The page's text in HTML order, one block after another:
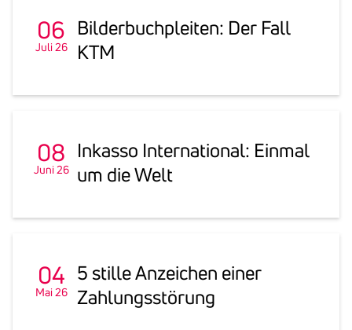
06
Juli 26
Bilder­buch­pleiten: Der Fall
KTM
08
Juni 26
Inkasso Inter­na­tional: Einmal
um die Welt
04
Mai 26
5 stille Anzei­chen einer
Zahlungs­stö­rung